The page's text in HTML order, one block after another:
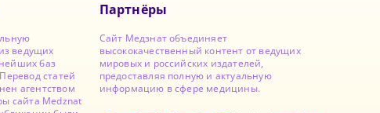
ведущих
баз
статей
агентством
сайта Medznat
Партнёры
Сайт Медзнат объединяет
высококачественный контент от ведущих
мировых и российских издателей,
предоставляя полную и актуальную
информацию в сфере медицины.